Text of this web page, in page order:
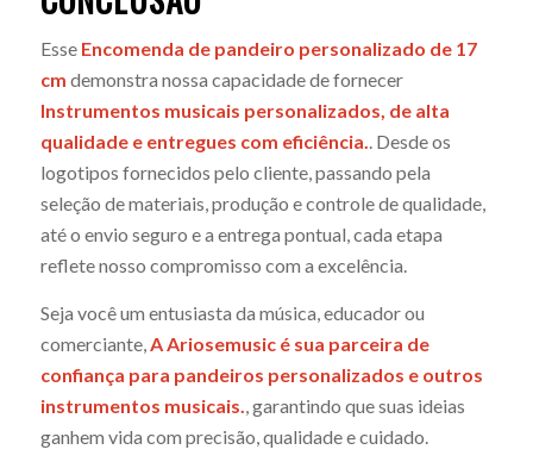
Esse Encomenda de pandeiro personalizado de 17
cm demonstra nossa capacidade de fornecer
Instrumentos musicais personalizados, de alta
qualidade e entregues com eficiência.. Desde os
logotipos fornecidos pelo cliente, passando pela
seleção de materiais, produção e controle de qualidade,
até o envio seguro e a entrega pontual, cada etapa
reflete nosso compromisso com a excelência.
Seja você um entusiasta da música, educador ou
comerciante,A Ariosemusic é sua parceira de
confiança para pandeiros personalizados e outros
instrumentos musicais., garantindo que suas ideias
ganhem vida com precisão, qualidade e cuidado.